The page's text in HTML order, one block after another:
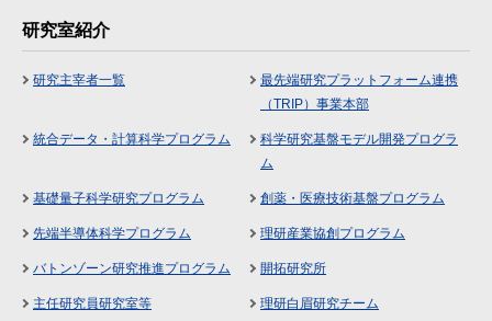
研究室紹介
研究主宰者一覧
最先端研究プラットフォーム連携
（TRIP）事業本部
統合データ・計算科学プログラム
科学研究基盤モデル開発プログラ
ム
基礎量子科学研究プログラム 創薬・医療技術基盤プログラム
先端半導体科学プログラム 理研産業協創プログラム
バトンゾーン研究推進プログラム 開拓研究所
主任研究員研究室等 理研白眉研究チーム